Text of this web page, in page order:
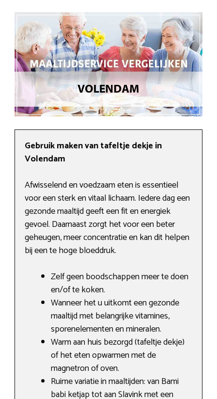
Gebruik maken van tafeltje dekje in
Volendam
Afwisselend en voedzaam eten is essentieel
voor een sterk en vitaal lichaam. Iedere dag een
gezonde maaltijd geeft een fit en energiek
gevoel. Daarnaast zorgt het voor een beter
geheugen, meer concentratie en kan dit helpen
bij een te hoge bloeddruk.
Zelf geen boodschappen meer te doen
en/of te koken.
Wanneer het u uitkomt een gezonde
maaltijd met belangrijke vitamines,
sporenelementen en mineralen.
Warm aan huis bezorgd (tafeltje dekje)
of het eten opwarmen met de
magnetron of oven.
Ruime variatie in maaltijden: van Bami
babi ketjap tot aan Slavink met een